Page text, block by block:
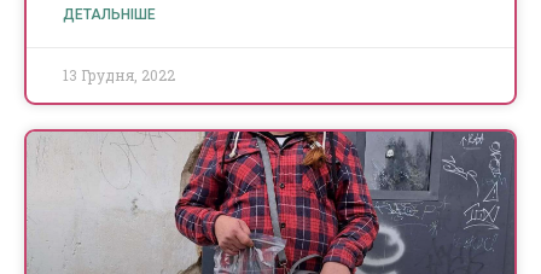
ДЕТАЛЬНІШЕ
13 Грудня, 2022